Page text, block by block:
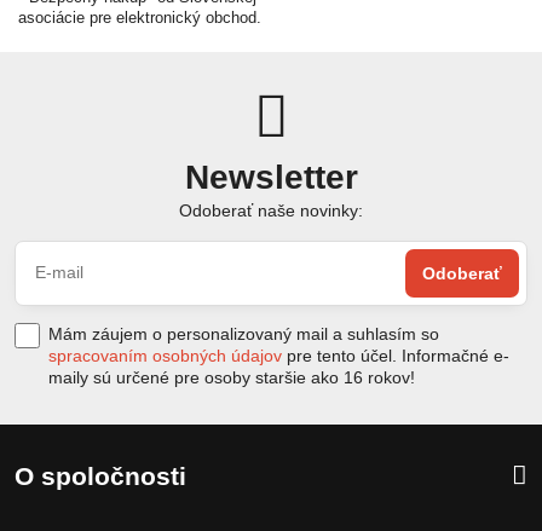
asociácie pre elektronický obchod.
Newsletter
Odoberať naše novinky:
Odoberať
Mám záujem o personalizovaný mail a suhlasím so
spracovaním osobných údajov pre tento účel. Informačné e-
maily sú určené pre osoby staršie ako 16 rokov!
O spoločnosti